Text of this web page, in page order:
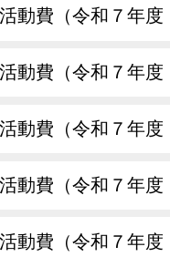
動費（令和７年
動費（令和７年
動費（令和７年
動費（令和７年
動費（令和７年